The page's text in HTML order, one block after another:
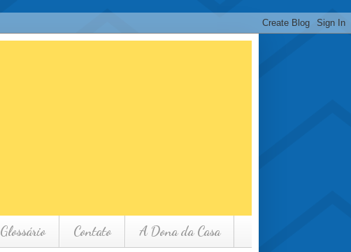
Glossário Contato A Dona da Casa